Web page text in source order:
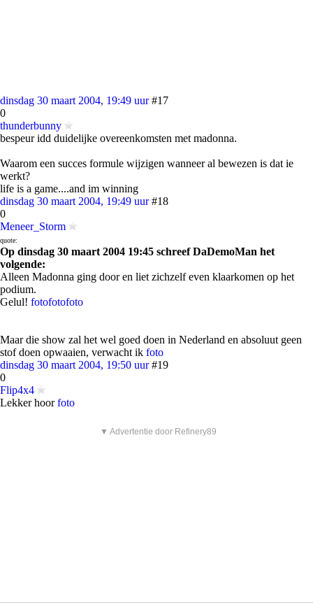
dinsdag 30 maart 2004, 19:49 uur #17
0
thunderbunny
bespeur idd duidelijke overeenkomsten met madonna.
Waarom een succes formule wijzigen wanneer al bewezen is dat ie
werkt?
life is a game....and im winning
dinsdag 30 maart 2004, 19:49 uur #18
0
Meneer_Storm
quote:
Op dinsdag 30 maart 2004 19:45 schreef DaDemoMan het
volgende:
Alleen Madonna ging door en liet zichzelf even klaarkomen op het
podium.
Gelul! fotofotofoto
Maar die show zal het wel goed doen in Nederland en absoluut geen
stof doen opwaaien, verwacht ik foto
dinsdag 30 maart 2004, 19:50 uur #19
0
Flip4x4
Lekker hoorfoto
▼ Advertentie door Refinery89